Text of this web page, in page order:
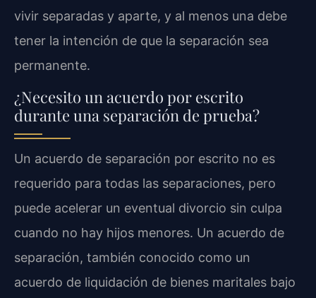
vivir separadas y aparte, y al menos una debe
tener la intención de que la separación sea
permanente.
¿Necesito un acuerdo por escrito
durante una separación de prueba?
Un acuerdo de separación por escrito no es
requerido para todas las separaciones, pero
puede acelerar un eventual divorcio sin culpa
cuando no hay hijos menores. Un acuerdo de
separación, también conocido como un
acuerdo de liquidación de bienes maritales bajo